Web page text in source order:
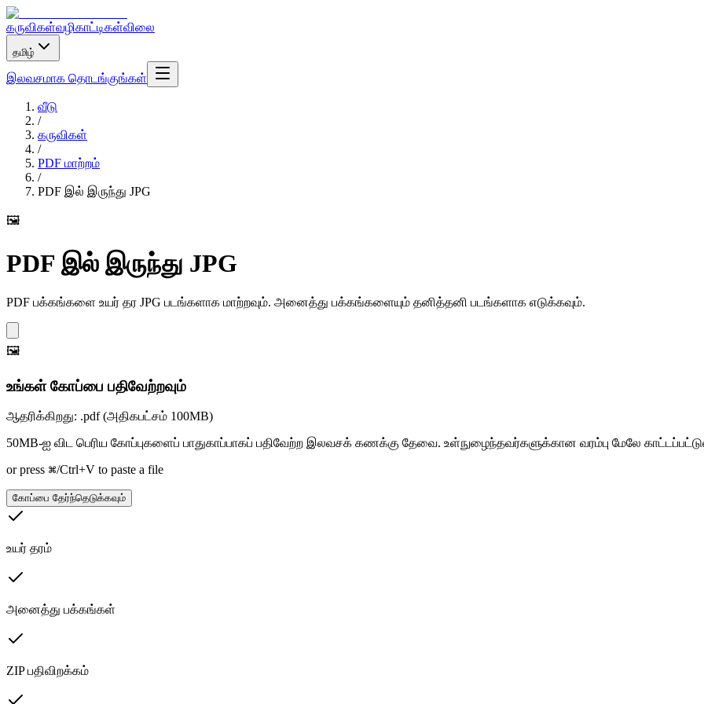
கருவிகள்வழிகாட்டிகள்விலை
தமிழ்
இலவசமாக தொடங்குங்கள்
வீடு
/
கருவிகள்
/
PDF மாற்றம்
/
PDF இல் இருந்து JPG
🖼️
PDF இல் இருந்து JPG
PDF பக்கங்களை உயர் தர JPG படங்களாக மாற்றவும். அனைத்து பக்கங்களையும் தனித்தனி படங்களாக எடுக்கவும்.
🖼️
உங்கள் கோப்பை பதிவேற்றவும்
ஆதரிக்கிறது: .pdf (அதிகபட்சம் 100MB)
50MB-ஐ விட பெரிய கோப்புகளைப் பாதுகாப்பாகப் பதிவேற்ற இலவசக் கணக்கு தேவை. உள்நுழைந்தவர்களுக்கான வரம்பு மேலே
or press ⌘/Ctrl+V to paste a file
கோப்பை தேர்ந்தெடுக்கவும்
உயர் தரம்
அனைத்து பக்கங்கள்
ZIP பதிவிறக்கம்